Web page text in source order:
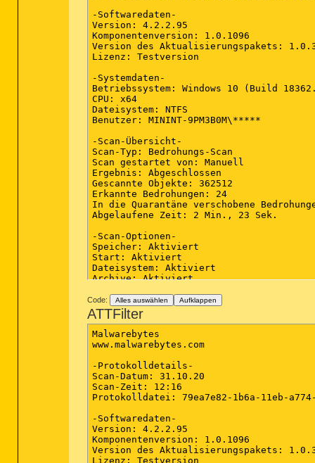
-Softwaredaten-
Version: 4.2.2.95
Komponentenversion: 1.0.1096
Version des Aktualisierungspakets:
Lizenz: Testversion
-Systemdaten-
Betriebssystem: Windows 10 (Build
CPU: x64
Dateisystem: NTFS
Benutzer: MININT-9PM3B0M\*****
-Scan-Übersicht-
Scan-Typ: Bedrohungs-Scan
Scan gestartet von: Manuell
Ergebnis: Abgeschlossen
Gescannte Objekte: 362512
Erkannte Bedrohungen: 24
In die Quarantäne verschobene
Abgelaufene Zeit: 2 Min., 23 Sek.
-Scan-Optionen-
Speicher: Aktiviert
Start: Aktiviert
Dateisystem: Aktiviert
Archive: Aktiviert
Heuristik: Aktiviert
PUP: Erkennung
PUM: Erkennung
-Scan-Details-
(keine bösartigen Elemente erkannt)
Modul: 0
(keine bösartigen Elemente erkannt)
Registrierungsschlüssel: 7
PUM.Optional.DisableChromeUpdates,
PUP.Optional.Conduit,
PUP.Optional.Conduit,
PUP.Optional.Conduit, HKU\S-1-5-21-
Code: Alles auswählen Aufklappen
ATTFilter
Malwarebytes
www.malwarebytes.com
-Protokolldetails-
Scan-Datum: 31.10.20
Scan-Zeit: 12:16
Protokolldatei: 79ea7e82-1b6a-11eb-
-Softwaredaten-
Version: 4.2.2.95
Komponentenversion: 1.0.1096
Version des Aktualisierungspakets:
Lizenz: Testversion